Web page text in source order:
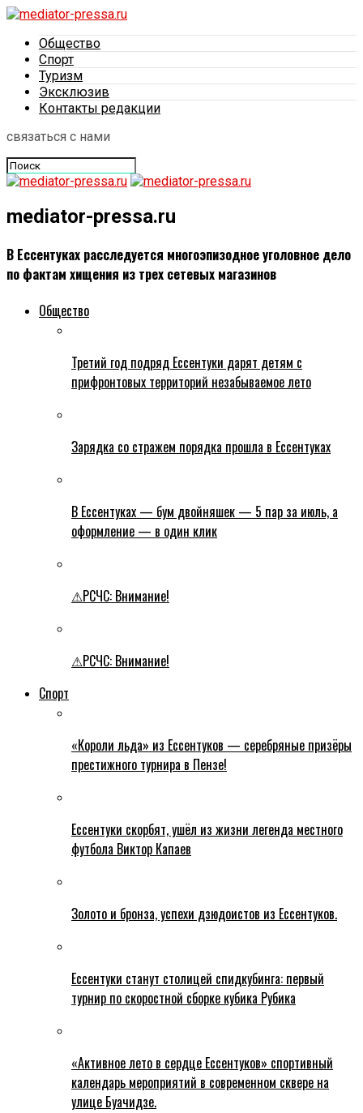
Общество
Спорт
Туризм
Эксклюзив
Контакты редакции
связаться с нами
mediator-pressa.ru
В Ессентуках расследуется многоэпизодное уголовное дело
по фактам хищения из трех сетевых магазинов
Общество
Третий год подряд Ессентуки дарят детям с
прифронтовых территорий незабываемое лето
Зарядка со стражем порядка прошла в Ессентуках
В Ессентуках — бум двойняшек — 5 пар за июль, а
оформление — в один клик
⚠РСЧС: Внимание!
⚠РСЧС: Внимание!
Спорт
«Короли льда» из Ессентуков — серебряные призёры
престижного турнира в Пензе!
Ессентуки скорбят, ушёл из жизни легенда местного
футбола Виктор Капаев
Золото и бронза, успехи дзюдоистов из Ессентуков.
Ессентуки станут столицей спидкубинга: первый
турнир по скоростной сборке кубика Рубика
«Активное лето в сердце Ессентуков» спортивный
календарь мероприятий в современном сквере на
улице Буачидзе.